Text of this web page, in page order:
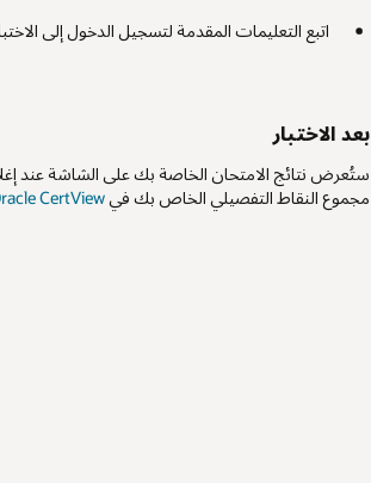
اتبع التعليمات المقدمة لتسجيل الدخول إلى
بعد الاختبار
ستُعرض نتائج الامتحان الخاصة بك على الشاشة عند
مجموع النقاط التفصيلي الخاص بك في CertView